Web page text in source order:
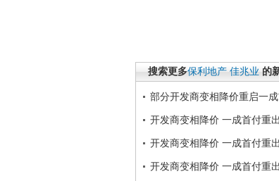
搜索更多保利地产 佳兆业 的
部分开发商变相降价重启一
开发商变相降价 一成首付重
开发商变相降价 一成首付重
开发商变相降价 一成首付重